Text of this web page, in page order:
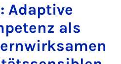
Adaptive
als